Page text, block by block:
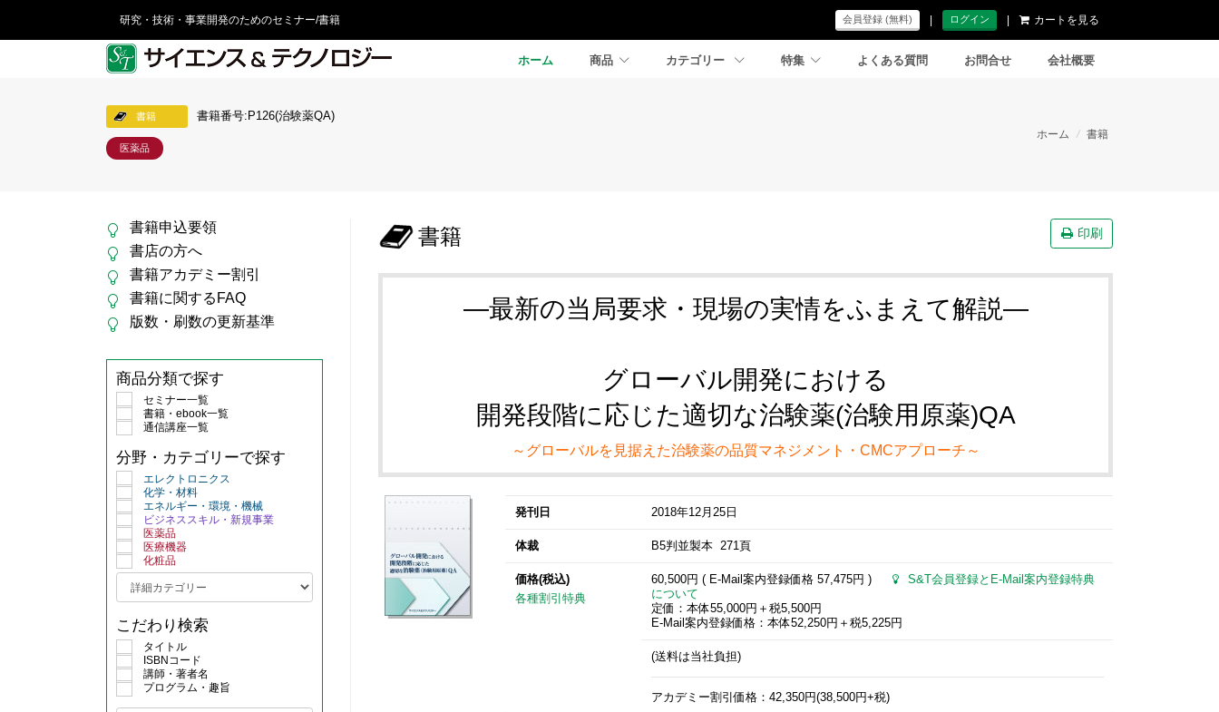
研究・技術・事業開発のためのセミナー/書籍 会員登録 (無料) | ログイン | カートを見る
ホーム 商品 カテゴリー 特集 よくある質問 お問合せ 会社概要
書籍 書籍番号:P126(治験薬QA)
医薬品
ホーム / 書籍
書籍 印刷
―最新の当局要求・現場の実情をふまえて解説―
グローバル開発における
開発段階に応じた適切な治験薬(治験用原薬)QA
～グローバルを見据えた治験薬の品質マネジメント・CMCアプローチ～
発刊日 2018年12月25日
体裁 B5判並製本 271頁
価格(税込)
各種割引特典
60,500円 ( E-Mail案内登録価格 57,475円 )
S&T会員登録とE-Mail案内登録特典
について
定価：本体55,000円＋税5,500円
E-Mail案内登録価格：本体52,250円＋税5,225円
(送料は当社負担)
アカデミー割引価格：42,350円(38,500円+税)
書籍申込要領
書店の方へ
書籍アカデミー割引
書籍に関するFAQ
版数・刷数の更新基準
商品分類で探す
セミナー一覧
書籍・ebook一覧
通信講座一覧
分野・カテゴリーで探す
エレクトロニクス
化学・材料
エネルギー・環境・機械
ビジネススキル・新規事業
医薬品
医療機器
化粧品
こだわり検索
タイトル
ISBNコード
講師・著者名
プログラム・趣旨